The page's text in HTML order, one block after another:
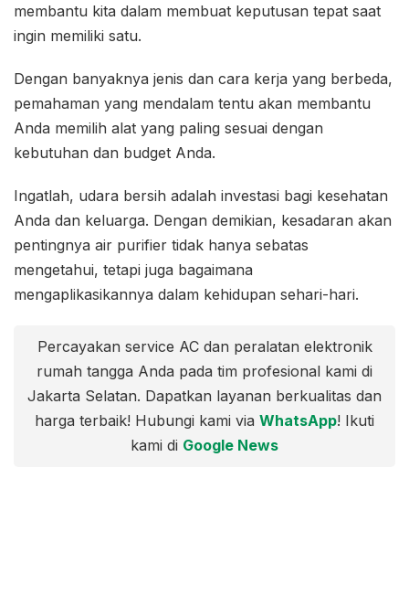
membantu kita dalam membuat keputusan tepat saat
ingin memiliki satu.
Dengan banyaknya jenis dan cara kerja yang berbeda,
pemahaman yang mendalam tentu akan membantu
Anda memilih alat yang paling sesuai dengan
kebutuhan dan budget Anda.
Ingatlah, udara bersih adalah investasi bagi kesehatan
Anda dan keluarga. Dengan demikian, kesadaran akan
pentingnya air purifier tidak hanya sebatas
mengetahui, tetapi juga bagaimana
mengaplikasikannya dalam kehidupan sehari-hari.
Percayakan service AC dan peralatan elektronik
rumah tangga Anda pada tim profesional kami di
Jakarta Selatan. Dapatkan layanan berkualitas dan
harga terbaik! Hubungi kami via WhatsApp! Ikuti
kami di Google News